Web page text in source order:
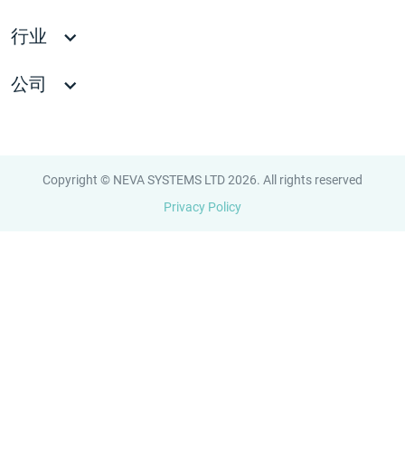
行业
公司
Copyright © NEVA SYSTEMS LTD 2026. All rights reserved
Privacy Policy